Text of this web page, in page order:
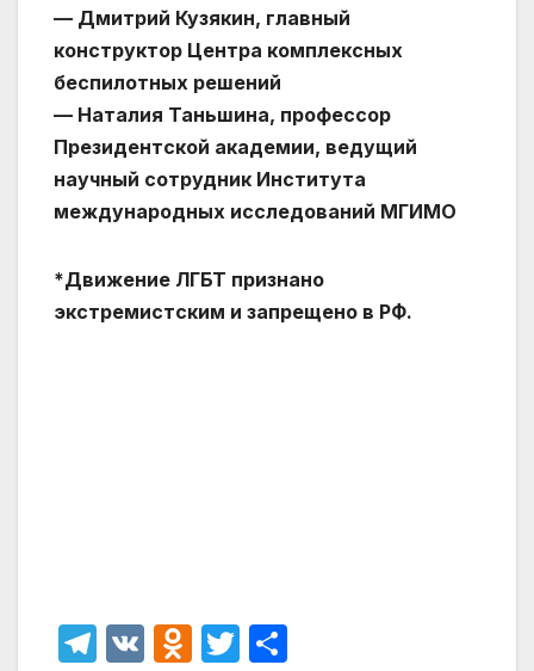
— Дмитрий Кузякин, главный
конструктор Центра комплексных
беспилотных решений
— Наталия Таньшина, профессор
Президентской академии, ведущий
научный сотрудник Института
международных исследований МГИМО
*Движение ЛГБТ признано
экстремистским и запрещено в РФ.
T
V
O T